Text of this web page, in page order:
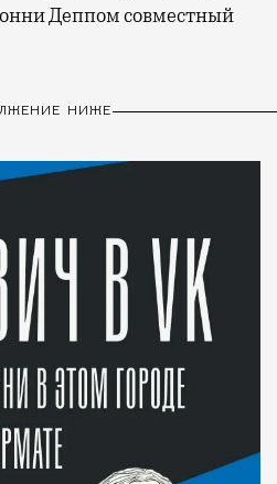
Деппом совместный
НИЖЕ